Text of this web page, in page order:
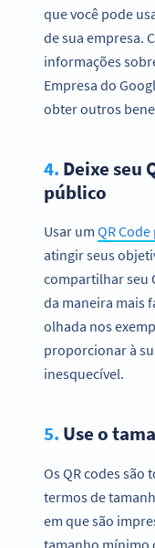
que você pode
de sua empresa.
informações
Empresa do
obter outros
4. Deixe seu
público
Usar um QR
atingir seus
compartilhar seu
da maneira mais
olhada nos
proporcionar à
inesquecível.
5. Use o
Os QR codes
termos de
em que são
tamanho mínimo